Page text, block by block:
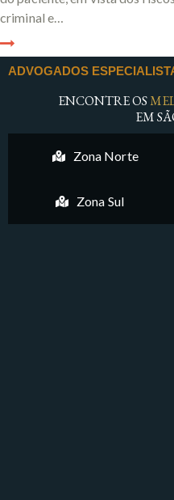
criminal e…
ADVOGADOS
ENCONTRE OS
EM
Zona Norte
Zona Sul